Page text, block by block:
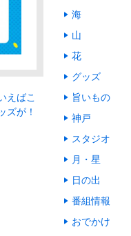
えばこ
ズが！
海
山
花
グッズ
旨いもの
神戸
スタジオ
月・星
日の出
番組情報
おでかけ